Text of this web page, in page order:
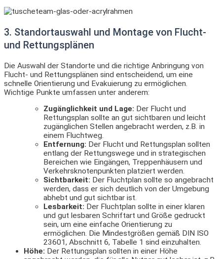
3. Standortauswahl und Montage von Flucht-
und Rettungsplänen
Die Auswahl der Standorte und die richtige Anbringung von
Flucht- und Rettungsplänen sind entscheidend, um eine
schnelle Orientierung und Evakuierung zu ermöglichen.
Wichtige Punkte umfassen unter anderem:
Zugänglichkeit und Lage: Der Flucht und
Rettungsplan sollte an gut sichtbaren und leicht
zugänglichen Stellen angebracht werden, z.B. in
einem Fluchtweg.
Entfernung: Der Flucht und Rettungsplan sollten
entlang der Rettungswege und in strategischen
Bereichen wie Eingängen, Treppenhäusern und
Verkehrsknotenpunkten platziert werden.
Sichtbarkeit: Der Fluchtplan sollte so angebracht
werden, dass er sich deutlich von der Umgebung
abhebt und gut sichtbar ist.
Lesbarkeit: Der Fluchtplan sollte in einer klaren
und gut lesbaren Schriftart und Größe gedruckt
sein, um eine einfache Orientierung zu
ermöglichen. Die Mindestgrößen gemäß DIN ISO
23601, Abschnitt 6, Tabelle 1 sind einzuhalten.
Höhe: Der Rettungsplan sollten in einer Höhe